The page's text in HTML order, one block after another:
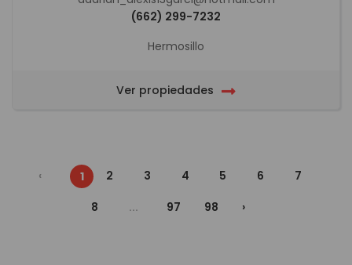
(662) 299-7232
Hermosillo
Ver propiedades
‹ 1 2 3 4 5 6
7
8
... 97 98 ›